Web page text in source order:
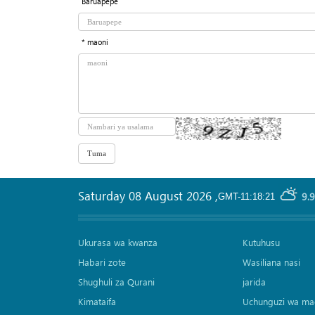
* maoni
GMT-11:18:21
Saturday 08 August 2026 ,
Ukurasa wa kwanza
Habari zote
Shughuli za Qurani
Kimataifa
Kutuhusu
Wasiliana nasi
jarida
Uchunguzi wa